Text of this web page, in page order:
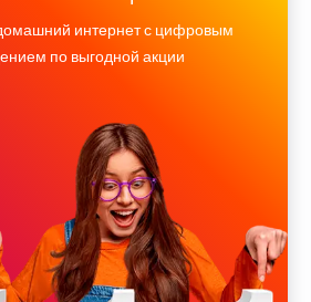
интернет с цифровым
по выгодной акции